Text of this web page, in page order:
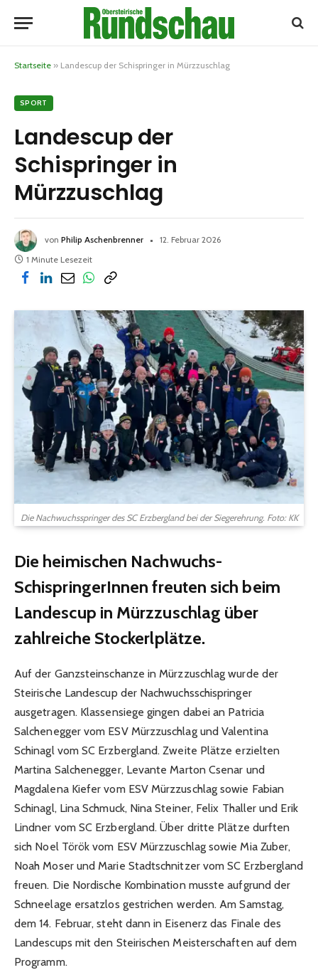
Startseite » Landescup der Schispringer in Mürzzuschlag
SPORT
Landescup der
Schispringer in
Mürzzuschlag
von Philip Aschenbrenner
12. Februar 2026
1 Minute Lesezeit
Die Nachwuchsspringer des SC Erzbergland bei der Siegerehrung. Foto: KK
Die heimischen Nachwuchs-
SchispringerInnen freuten sich beim
Landescup in Mürzzuschlag über
zahlreiche Stockerlplätze.
Auf der Ganzsteinschanze in Mürzzuschlag wurde der
Steirische Landescup der Nachwuchsschispringer
ausgetragen. Klassensiege gingen dabei an Patricia
Salchenegger vom ESV Mürzzuschlag und Valentina
Schinagl vom SC Erzbergland. Zweite Plätze erzielten
Martina Salchenegger, Levante Marton Csenar und
Magdalena Kiefer vom ESV Mürzzuschlag sowie Fabian
Schinagl, Lina Schmuck, Nina Steiner, Felix Thaller und Erik
Lindner vom SC Erzbergland. Über dritte Plätze durften
sich Noel Török vom ESV Mürzzuschlag sowie Mia Zuber,
Noah Moser und Marie Stadtschnitzer vom SC Erzbergland
freuen. Die Nordische Kombination musste aufgrund der
Schneelage ersatzlos gestrichen werden. Am Samstag,
dem 14. Februar, steht dann in Eisenerz das Finale des
Landescups mit den Steirischen Meisterschaften auf dem
Programm.